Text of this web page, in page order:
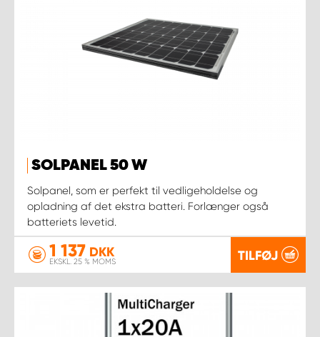
SOLPANEL 50 W
Solpanel, som er perfekt til vedligeholdelse og
opladning af det ekstra batteri. Forlænger også
batteriets levetid.
1 137 DKK
EKSKL. 25 % MOMS TILFØJ